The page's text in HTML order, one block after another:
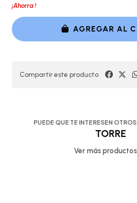
¡Ahorra!
AGREGAR AL
Compartir este producto
PUEDE QUE TE INTERESEN
TORRE
Ver más productos